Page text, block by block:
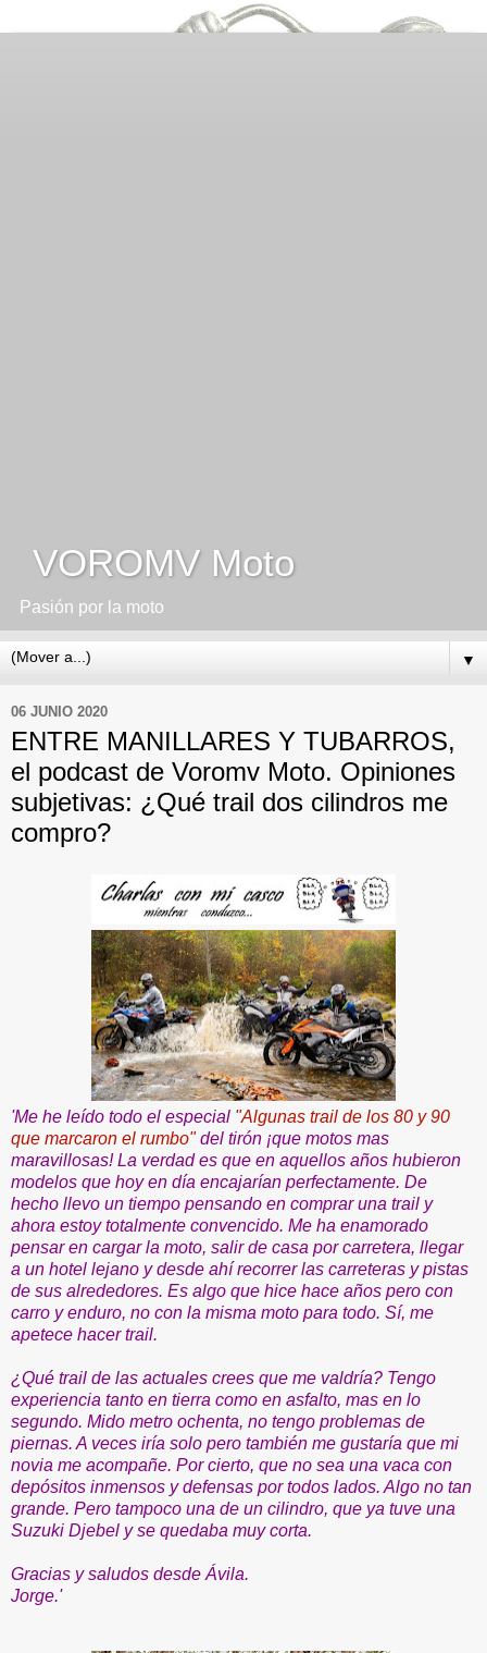
VOROMV Moto
Pasión por la moto
▼
06 JUNIO 2020
ENTRE MANILLARES Y TUBARROS,
el podcast de Voromv Moto. Opiniones
subjetivas: ¿Qué trail dos cilindros me
compro?
'Me he leído todo el especial "Algunas trail de los 80 y 90
que marcaron el rumbo" del tirón ¡que motos mas
maravillosas! La verdad es que en aquellos años hubieron
modelos que hoy en día encajarían perfectamente. De
hecho llevo un tiempo pensando en comprar una trail y
ahora estoy totalmente convencido. Me ha enamorado
pensar en cargar la moto, salir de casa por carretera, llegar
a un hotel lejano y desde ahí recorrer las carreteras y pistas
de sus alrededores. Es algo que hice hace años pero con
carro y enduro, no con la misma moto para todo. Sí, me
apetece hacer trail.
¿Qué trail de las actuales crees que me valdría? Tengo
experiencia tanto en tierra como en asfalto, mas en lo
segundo. Mido metro ochenta, no tengo problemas de
piernas. A veces iría solo pero también me gustaría que mi
novia me acompañe. Por cierto, que no sea una vaca con
depósitos inmensos y defensas por todos lados. Algo no tan
grande. Pero tampoco una de un cilindro, que ya tuve una
Suzuki Djebel y se quedaba muy corta.
Gracias y saludos desde Ávila.
Jorge.'